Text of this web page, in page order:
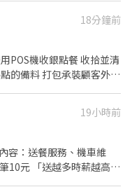
驗面
18分鐘前
19小時前
容：送餐服務、機車維